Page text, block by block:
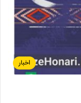
اخبار